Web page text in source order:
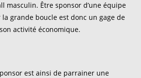
masculin. Être sponsor d’une équipe
la grande boucle est donc un gage de
activité économique.
est ainsi de parrainer une